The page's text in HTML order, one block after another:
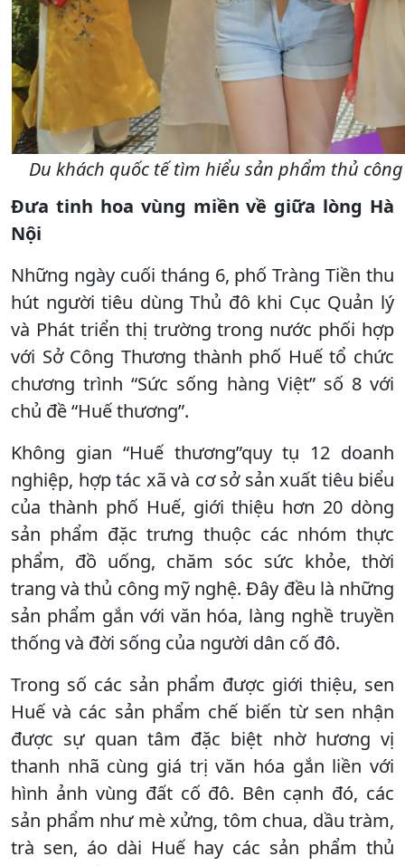
Du khách quốc tế tìm hiểu sản phẩm thủ
Đưa tinh hoa vùng miền về giữa lòng Hà
Nội
Những ngày cuối tháng 6, phố Tràng Tiền thu
hút người tiêu dùng Thủ đô khi Cục Quản lý
và Phát triển thị trường trong nước phối hợp
với Sở Công Thương thành phố Huế tổ chức
chương trình “Sức sống hàng Việt” số 8 với
chủ đề “Huế thương”.
Không gian “Huế thương”quy tụ 12 doanh
nghiệp, hợp tác xã và cơ sở sản xuất tiêu biểu
của thành phố Huế, giới thiệu hơn 20 dòng
sản phẩm đặc trưng thuộc các nhóm thực
phẩm, đồ uống, chăm sóc sức khỏe, thời
trang và thủ công mỹ nghệ. Đây đều là những
sản phẩm gắn với văn hóa, làng nghề truyền
thống và đời sống của người dân cố đô.
Trong số các sản phẩm được giới thiệu, sen
Huế và các sản phẩm chế biến từ sen nhận
được sự quan tâm đặc biệt nhờ hương vị
thanh nhã cùng giá trị văn hóa gắn liền với
hình ảnh vùng đất cố đô. Bên cạnh đó, các
sản phẩm như mè xửng, tôm chua, dầu tràm,
trà sen, áo dài Huế hay các sản phẩm thủ